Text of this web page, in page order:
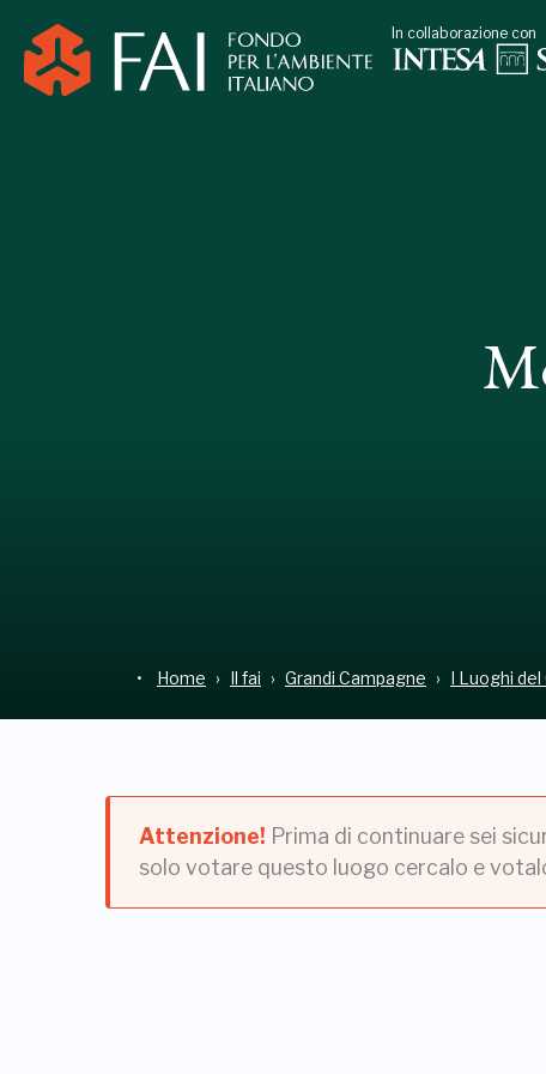
In collaborazione con
Home Il fai Grandi Campagne I Luoghi del
Attenzione! Prima di continuare sei
solo votare questo luogo cercalo e